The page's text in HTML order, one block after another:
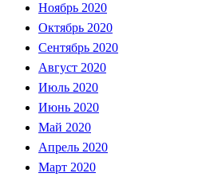
Ноябрь 2020
Октябрь 2020
Сентябрь 2020
Август 2020
Июль 2020
Июнь 2020
Май 2020
Апрель 2020
Март 2020